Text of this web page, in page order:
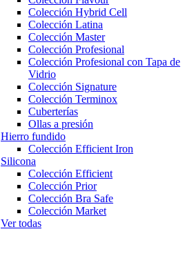
Colección Hybrid Cell
Colección Latina
Colección Master
Colección Profesional
Colección Profesional con Tapa de
Vidrio
Colección Signature
Colección Terminox
Cuberterías
Ollas a presión
Hierro fundido
Colección Efficient Iron
Silicona
Colección Efficient
Colección Prior
Colección Bra Safe
Colección Market
Ver todas